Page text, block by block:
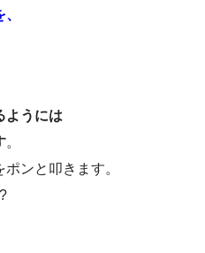
ようには
。
ンと叩きます。